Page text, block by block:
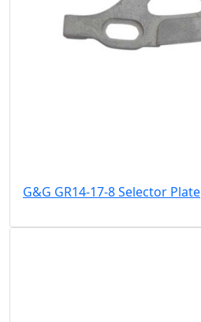
G&G GR14-17-8 Selector Plate